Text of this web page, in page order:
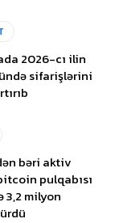
2026-cı ilin
sifarişlərini
bəri aktiv
pulqabısı
3,2 milyon